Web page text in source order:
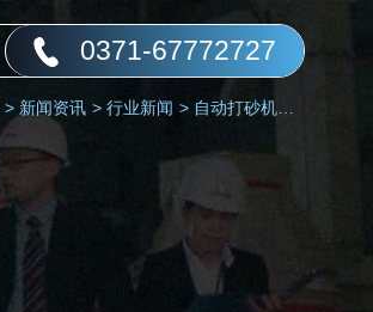
0371-67772727
> 新闻资讯 > 行业新闻 > 自动打砂机哪家好？全自动打砂一体机厂家推荐